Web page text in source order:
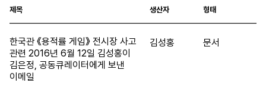
제목 생산자 형태
한국관 《용적률 게임》 전시장 사고
관련 2016년 6월 12일 김성홍이
김은정, 공동큐레이터에게 보낸
이메일
김성홍 문서